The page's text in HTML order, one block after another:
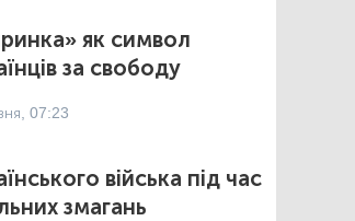
як символ
за свободу
07:23
війська під час
змагань